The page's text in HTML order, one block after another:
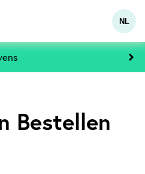
NL
Bestellen